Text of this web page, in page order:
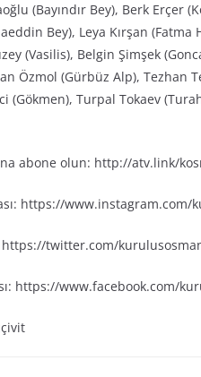
(Bayındır Bey), Berk Erçer
Bey), Leya Kırşan
(Vasilis), Belgin Şimşek
Özmol (Gürbüz Alp), Tezhan
(Gökmen), Turpal Tokaev
abone olun: http://atv.link/
https://www.instagram.com/
https://twitter.com/
https://www.facebook.com/